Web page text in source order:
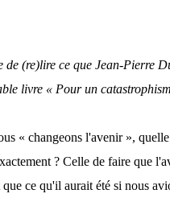
(re)lire ce que Jean-Pierre
livre « Pour un
« changeons l'avenir »,
? Celle de faire que
ce qu'il aurait été si nous